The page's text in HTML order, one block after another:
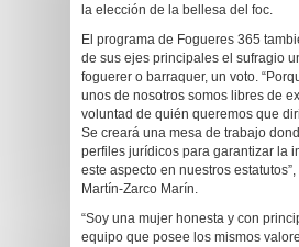
la elección de la bellesa del foc.
El programa de Fogueres 365
de sus ejes principales el sufragio
foguerer o barraquer, un voto.
unos de nosotros somos libres de
voluntad de quién queremos que
Se creará una mesa de trabajo
perfiles jurídicos para garantizar la
este aspecto en nuestros
Martín-Zarco Marín.
“Soy una mujer honesta y con
equipo que posee los mismos